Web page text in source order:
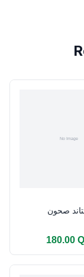
صحون
180.00